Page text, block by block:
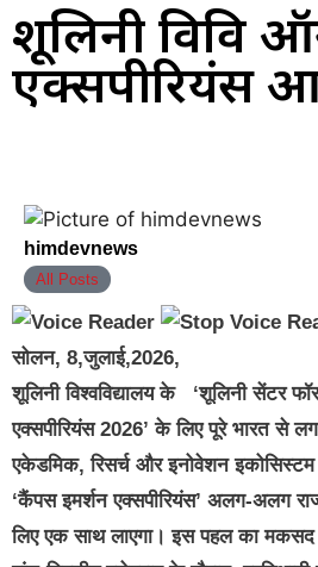
शूलिनी विवि
एक्सपीरियंस
himdevnews
All Posts
सोलन, 8,जुलाई,2026,
शूलिनी विश्वविद्यालय के ‘शूलिनी सेंटर
एक्सपीरियंस 2026’ के लिए पूरे भारत से
एकेडमिक, रिसर्च और इनोवेशन
‘कैंपस इमर्शन एक्सपीरियंस’ अलग-अलग
लिए एक साथ लाएगा। इस पहल का